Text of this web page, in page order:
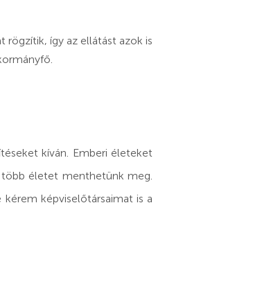
rögzítik, így az ellátást azok is
kíván. Emberi életeket
életet menthetünk meg.
képviselőtársaimat is a